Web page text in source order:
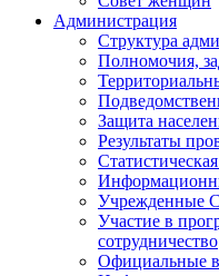
Администрация
Структура
Полномочия,
Защита
Результаты
Учрежденные
Участие в
сотрудничество
Официальные